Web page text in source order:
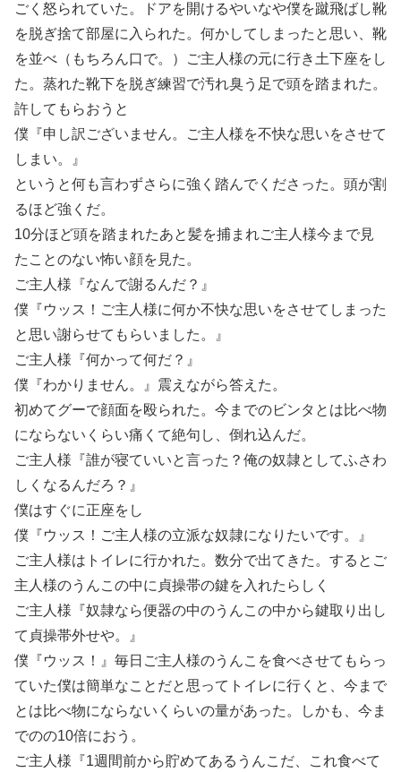
ごく怒られていた。ドアを開けるやいなや僕を蹴飛ばし靴
を脱ぎ捨て部屋に入られた。何かしてしまったと思い、靴
を並べ（もちろん口で。）ご主人様の元に行き土下座をし
た。蒸れた靴下を脱ぎ練習で汚れ臭う足で頭を踏まれた。
許してもらおうと
僕『申し訳ございません。ご主人様を不快な思いをさせて
しまい。』
というと何も言わずさらに強く踏んでくださった。頭が割
るほど強くだ。
10分ほど頭を踏まれたあと髪を捕まれご主人様今まで見
たことのない怖い顔を見た。
ご主人様『なんで謝るんだ？』
僕『ウッス！ご主人様に何か不快な思いをさせてしまった
と思い謝らせてもらいました。』
ご主人様『何かって何だ？』
僕『わかりません。』震えながら答えた。
初めてグーで顔面を殴られた。今までのビンタとは比べ物
にならないくらい痛くて絶句し、倒れ込んだ。
ご主人様『誰が寝ていいと言った？俺の奴隷としてふさわ
しくなるんだろ？』
僕はすぐに正座をし
僕『ウッス！ご主人様の立派な奴隷になりたいです。』
ご主人様はトイレに行かれた。数分で出てきた。するとご
主人様のうんこの中に貞操帯の鍵を入れたらしく
ご主人様『奴隷なら便器の中のうんこの中から鍵取り出し
て貞操帯外せや。』
僕『ウッス！』毎日ご主人様のうんこを食べさせてもらっ
ていた僕は簡単なことだと思ってトイレに行くと、今まで
とは比べ物にならないくらいの量があった。しかも、今ま
でのの10倍におう。
ご主人様『1週間前から貯めてあるうんこだ、これ食べて